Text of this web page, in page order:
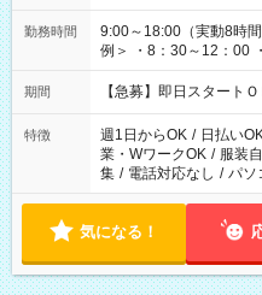
勤務時間
9:00～18:00（実動8時間） 希望の時間帯を選べます！ ＜
例＞ ・8：30～12：00
・13：00～22：00 ・
期間 【急募】即日スタート
特徴 週1日からOK / 日払い
業・WワークOK / 服装
集 / 電話対応なし / パソ
気になる！